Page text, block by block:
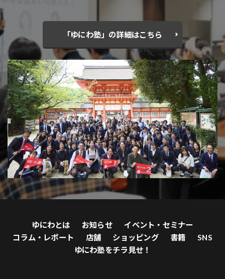
「ゆにわ塾」の詳細はこちら
ゆにわとは お知らせ
イベント・セミナー
コラム・レポート
店舗 ショッピング 書籍
SNS
ゆにわ塾をチラ見せ！